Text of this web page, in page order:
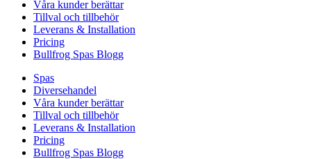
Våra kunder berättar
Tillval och tillbehör
Leverans & Installation
Pricing
Bullfrog Spas Blogg
Spas
Diversehandel
Våra kunder berättar
Tillval och tillbehör
Leverans & Installation
Pricing
Bullfrog Spas Blogg